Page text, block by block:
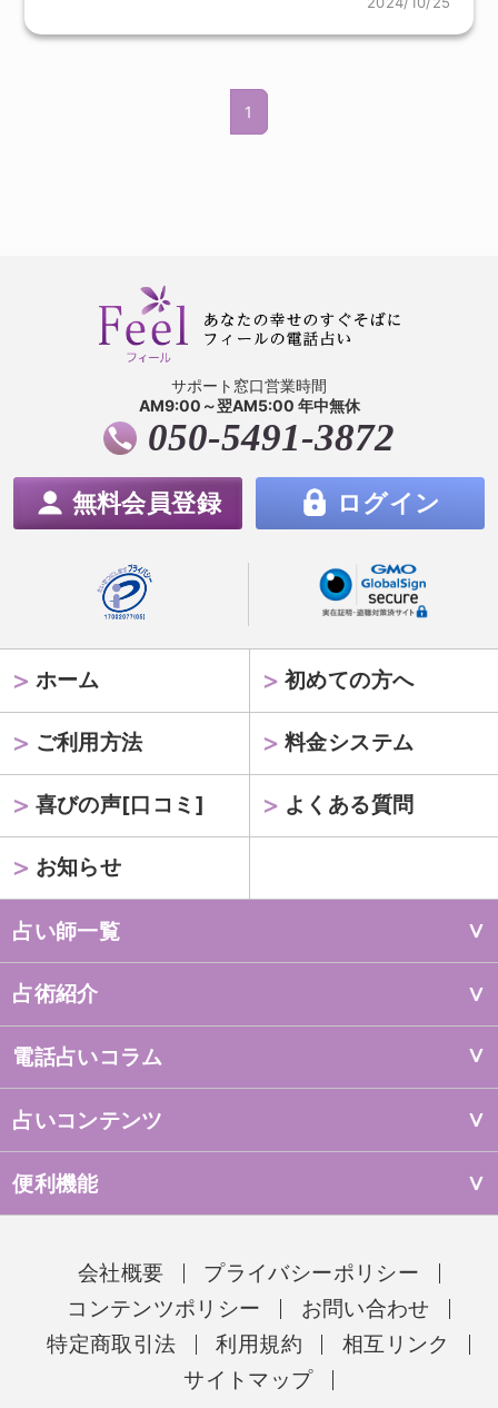
1
サポート窓口営業時間
AM9:00～翌AM5:00 年中無休
050-5491-3872
無料会員登録 ログイン
ホーム 初めての方へ
ご利用方法 料金システム
喜びの声[口コミ] よくある質問
お知らせ
占い師一覧
占術紹介
電話占いコラム
占いコンテンツ
便利機能
会社概要
プライバシーポリシー
コンテンツポリシー
お問い合わせ
特定商取引法
利用規約
相互リンク
サイトマップ